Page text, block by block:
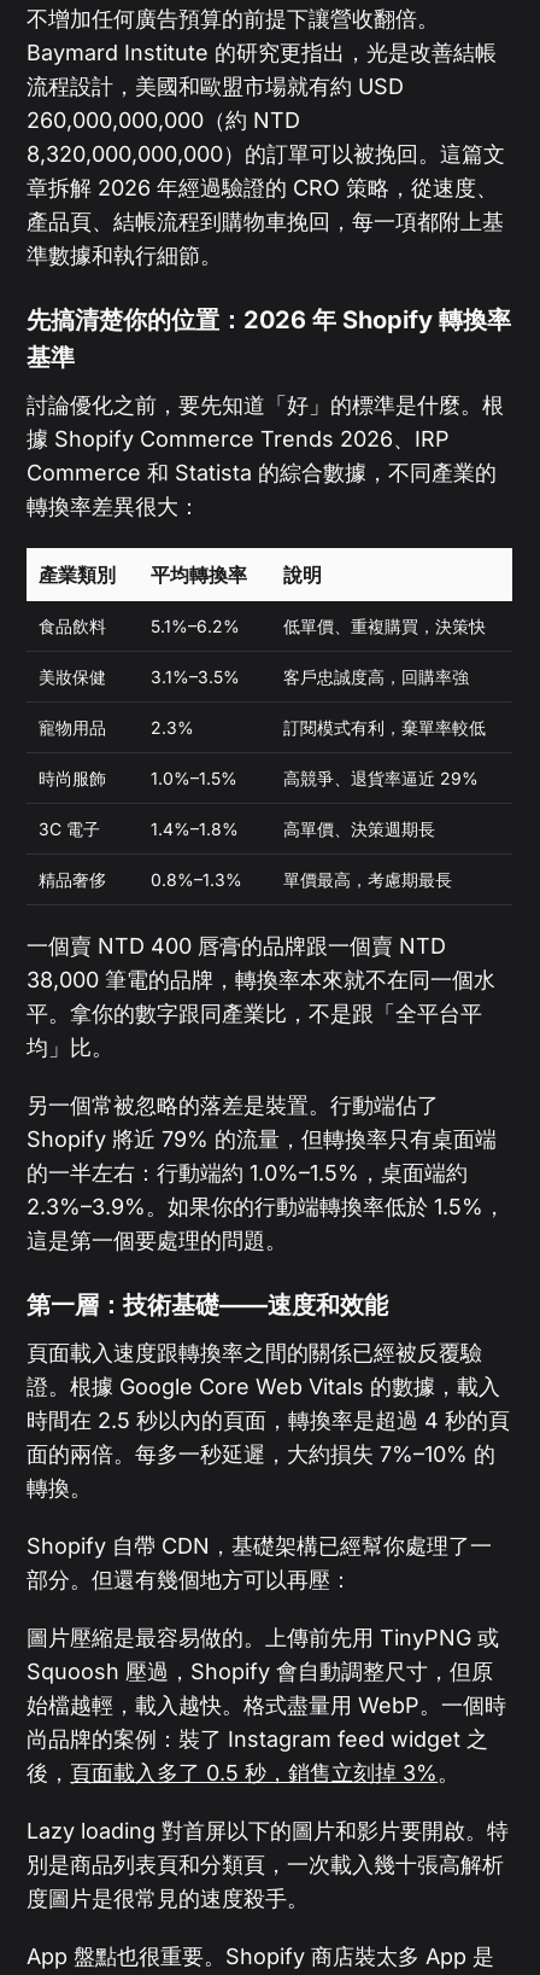
不增加任何廣告預算的前提下讓營收翻倍。
Baymard Institute 的研究更指出，光是改善結帳
流程設計，美國和歐盟市場就有約 USD
260,000,000,000（約 NTD
8,320,000,000,000）的訂單可以被挽回。這篇文
章拆解 2026 年經過驗證的 CRO 策略，從速度、
產品頁、結帳流程到購物車挽回，每一項都附上基
準數據和執行細節。
先搞清楚你的位置：2026 年 Shopify 轉換率
基準
討論優化之前，要先知道「好」的標準是什麼。根
據 Shopify Commerce Trends 2026、IRP
Commerce 和 Statista 的綜合數據，不同產業的
轉換率差異很大：
產業類別 平均轉換率 說明
食品飲料 5.1%–6.2% 低單價、重複購買，決策快
美妝保健 3.1%–3.5% 客戶忠誠度高，回購率強
寵物用品 2.3% 訂閱模式有利，棄單率較低
時尚服飾 1.0%–1.5% 高競爭、退貨率逼近 29%
3C 電子 1.4%–1.8% 高單價、決策週期長
精品奢侈 0.8%–1.3% 單價最高，考慮期最長
一個賣 NTD 400 唇膏的品牌跟一個賣 NTD
38,000 筆電的品牌，轉換率本來就不在同一個水
平。拿你的數字跟同產業比，不是跟「全平台平
均」比。
另一個常被忽略的落差是裝置。行動端佔了
Shopify 將近 79% 的流量，但轉換率只有桌面端
的一半左右：行動端約 1.0%–1.5%，桌面端約
2.3%–3.9%。如果你的行動端轉換率低於 1.5%，
這是第一個要處理的問題。
第一層：技術基礎——速度和效能
頁面載入速度跟轉換率之間的關係已經被反覆驗
證。根據 Google Core Web Vitals 的數據，載入
時間在 2.5 秒以內的頁面，轉換率是超過 4 秒的頁
面的兩倍。每多一秒延遲，大約損失 7%–10% 的
轉換。
Shopify 自帶 CDN，基礎架構已經幫你處理了一
部分。但還有幾個地方可以再壓：
圖片壓縮是最容易做的。上傳前先用 TinyPNG 或
Squoosh 壓過，Shopify 會自動調整尺寸，但原
始檔越輕，載入越快。格式盡量用 WebP。一個時
尚品牌的案例：裝了 Instagram feed widget 之
後， 頁面載入多了 0.5 秒，銷售立刻掉 3%。
Lazy loading 對首屏以下的圖片和影片要開啟。特
別是商品列表頁和分類頁，一次載入幾十張高解析
度圖片是很常見的速度殺手。
App 盤點也很重要。Shopify 商店裝太多 App 是